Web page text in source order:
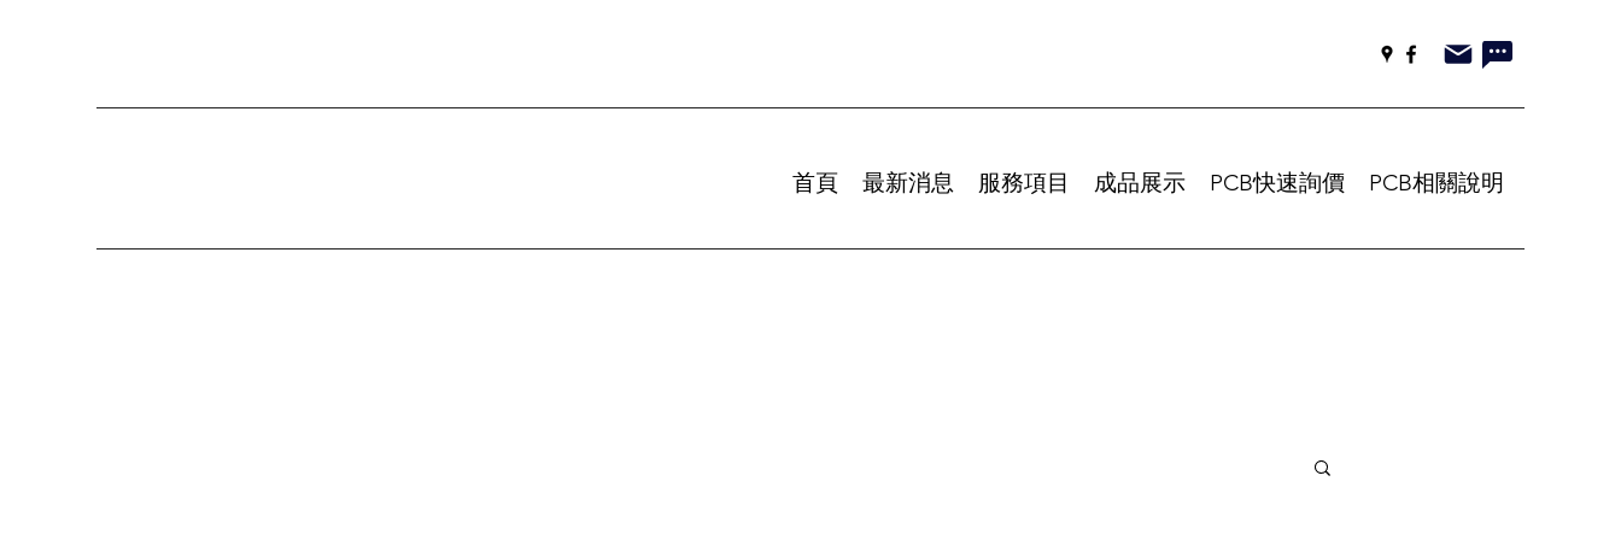
首頁 最新消息 服務項目 成品展示 PCB快速詢價 PCB相關說明